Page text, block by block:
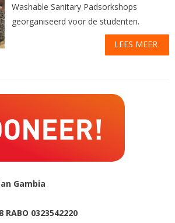
Washable Sanitary Padsorkshops
georganiseerd voor de studenten.
LEES MEER
Gambia
0323542220